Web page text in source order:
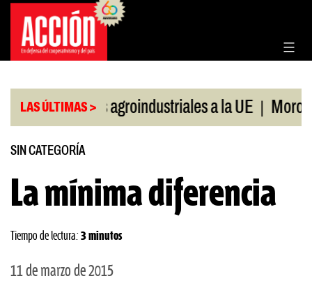
Saltar
contenido
LAS ÚLTIMAS >agroindustriales a la UE Morosidad
SIN CATEGORÍA
La mínima diferencia
Tiempo de lectura: 3 minutos
11 de marzo de 2015